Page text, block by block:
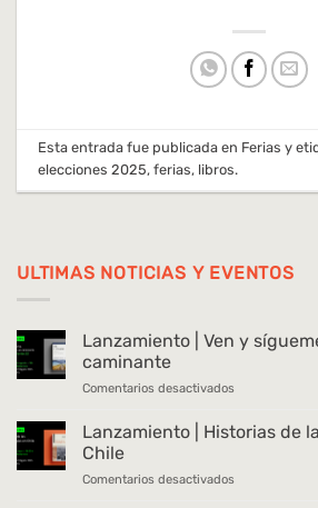
ULTIMAS NOTICIAS Y EVENTOS
Lanzamiento | Ven y
caminante
Comentarios desactivadosen
|
sígueme.
Lanzamiento | Historias de
Chile
Comentarios desactivadosen
Esta entrada fue publicada en Ferias y
elecciones 2025,ferias, libros.